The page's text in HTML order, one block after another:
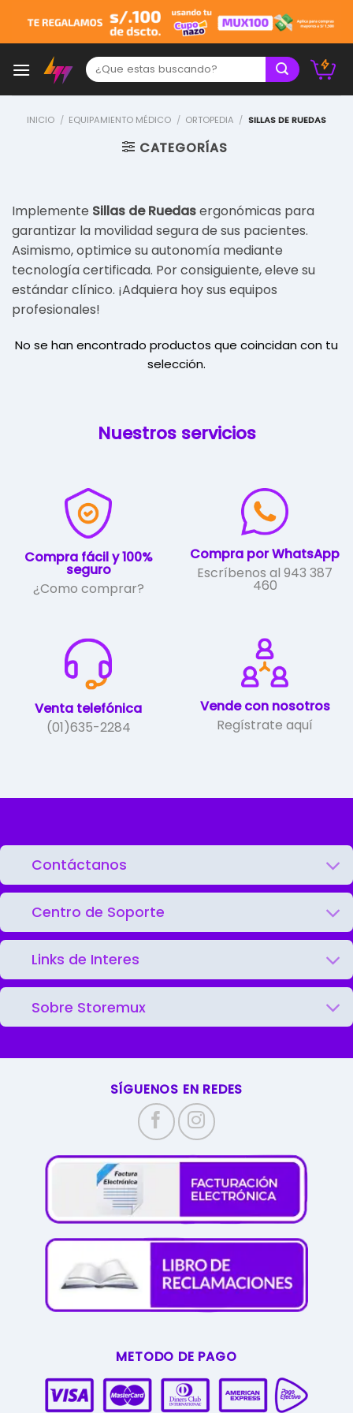
content
Buscar:
INICIO / EQUIPAMIENTO MÉDICO / ORTOPEDIA / SILLAS DE RUEDAS
CATEGORÍAS
Implemente Sillas de Ruedasergonómicas para
garantizar la movilidad segura de sus pacientes.
Asimismo, optimice su autonomía mediante
tecnología certificada. Por consiguiente, eleve su
estándar clínico. ¡Adquiera hoy sus equipos
profesionales!
No se han encontrado productos que coincidan con tu
selección.
Nuestros servicios
Compra fácil y 100%
seguro
¿Como comprar?
Compra por WhatsApp
Escríbenos al 943 387
460
Venta telefónica
(01)635-2284
Vende con nosotros
Regístrate aquí
Contáctanos
Centro de Soporte
Links de Interes
Sobre Storemux
SÍGUENOS EN REDES
METODO DE PAGO